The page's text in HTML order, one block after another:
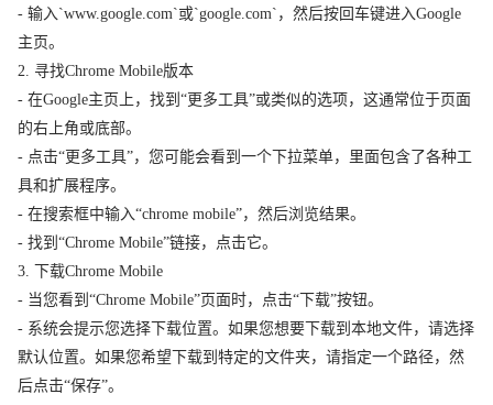
- 输入`www.google.com`或`google.com`，然后按回车键进入Google
主页。
2. 寻找Chrome Mobile版本
- 在Google主页上，找到“更多工具”或类似的选项，这通常位于页面
的右上角或底部。
- 点击“更多工具”，您可能会看到一个下拉菜单，里面包含了各种工
具和扩展程序。
- 在搜索框中输入“chrome mobile”，然后浏览结果。
- 找到“Chrome Mobile”链接，点击它。
3. 下载Chrome Mobile
- 当您看到“Chrome Mobile”页面时，点击“下载”按钮。
- 系统会提示您选择下载位置。如果您想要下载到本地文件，请选择
默认位置。如果您希望下载到特定的文件夹，请指定一个路径，然
后点击“保存”。